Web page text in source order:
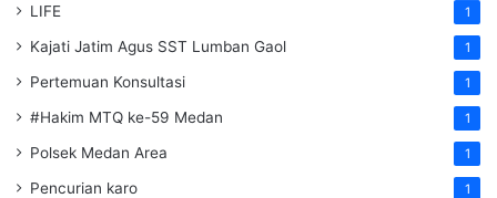
LIFE 1
Kajati Jatim Agus SST Lumban Gaol 1
Pertemuan Konsultasi 1
#Hakim MTQ ke-59 Medan 1
Polsek Medan Area 1
Pencurian karo 1